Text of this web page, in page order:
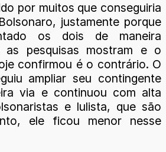
por muitos que conseguiria
justamente porque
os dois de maneira
as pesquisas mostram e o
confirmou é o contrário. O
ampliar seu contingente
via e continuou com alta
e lulista, que são
ele ficou menor nesse